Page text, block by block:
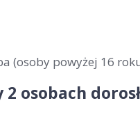
(osoby powyżej 16
osobach